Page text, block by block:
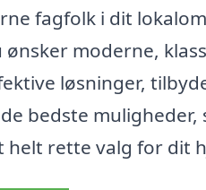
fagfolk i dit
ønsker moderne,
løsninger,
bedste muligheder,
rette valg for dit